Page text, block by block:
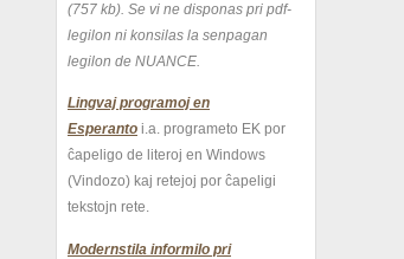
(757 kb). Se vi ne disponas pri pdf-
legilon ni konsilas la senpagan
legilon de NUANCE.
Lingvaj programoj en
Esperanto i.a. programeto EK por
ĉapeligo de literoj en Windows
(Vindozo) kaj retejoj por ĉapeligi
tekstojn rete.
Modernstila informilo pri